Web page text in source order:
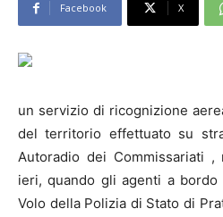
Facebook X
un servizio di ricognizione
del territorio effettuato su
Autoradio dei Commissariati
ieri, quando gli agenti a bordo
Volo della Polizia di Stato di